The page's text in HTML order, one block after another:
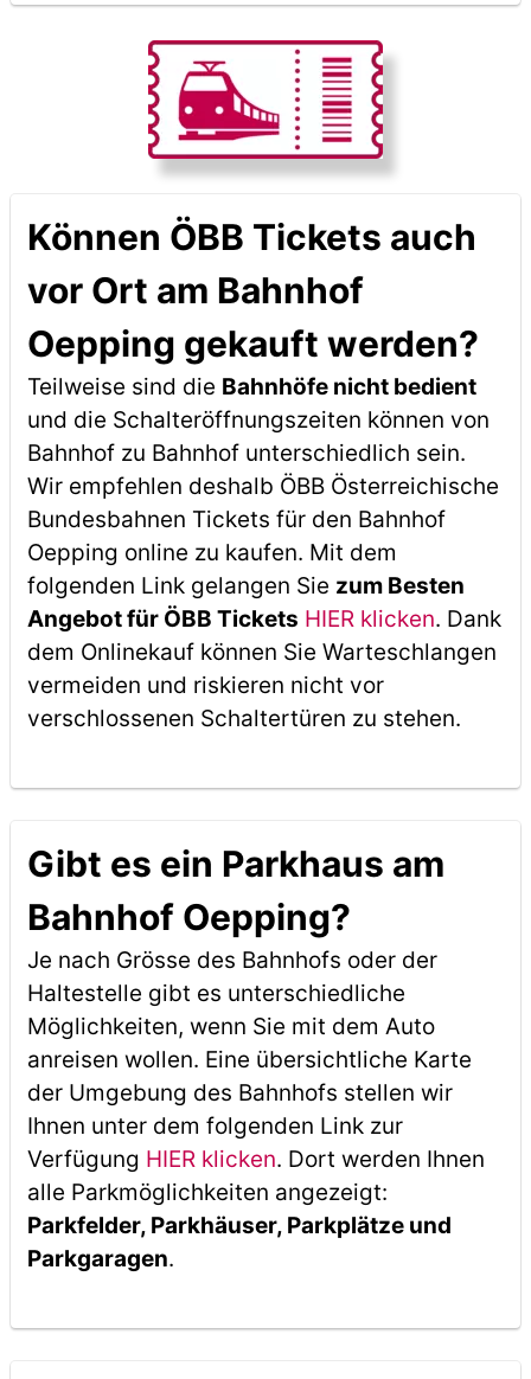
Können ÖBB Tickets auch
vor Ort am Bahnhof
Oepping gekauft werden?
Teilweise sind die Bahnhöfe nicht bedient
und die Schalteröffnungszeiten können von
Bahnhof zu Bahnhof unterschiedlich sein.
Wir empfehlen deshalb ÖBB Österreichische
Bundesbahnen Tickets für den Bahnhof
Oepping online zu kaufen. Mit dem
folgenden Link gelangen Sie zum Besten
Angebot für ÖBB Tickets HIER klicken. Dank
dem Onlinekauf können Sie Warteschlangen
vermeiden und riskieren nicht vor
verschlossenen Schaltertüren zu stehen.
Gibt es ein Parkhaus am
Bahnhof Oepping?
Je nach Grösse des Bahnhofs oder der
Haltestelle gibt es unterschiedliche
Möglichkeiten, wenn Sie mit dem Auto
anreisen wollen. Eine übersichtliche Karte
der Umgebung des Bahnhofs stellen wir
Ihnen unter dem folgenden Link zur
Verfügung HIER klicken. Dort werden Ihnen
alle Parkmöglichkeiten angezeigt:
Parkfelder, Parkhäuser, Parkplätze und
Parkgaragen.